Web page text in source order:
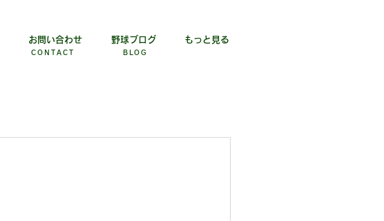
お問い合わせ 野球ブログ もっと見る
​CONTACT BLOG​